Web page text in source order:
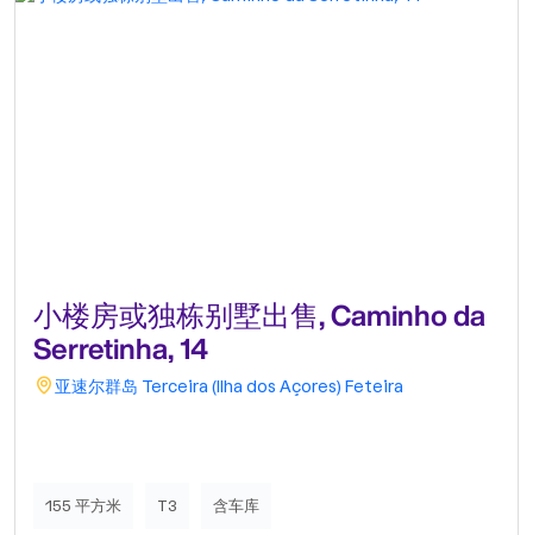
小楼房或独栋别墅出售, Caminho da
Serretinha, 14
亚速尔群岛 Terceira (Ilha dos Açores) Feteira
155 平方米 T3 含车库